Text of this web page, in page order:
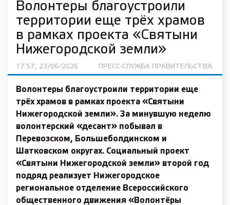
Волонтеры благоустроили
территории еще трёх храмов
в рамках проекта «Святыни
Нижегородской земли»
17:57, 23/06/2026 ПРЕСС-СЛУЖБА ПРАВИТЕЛЬСТВА
Волонтеры благоустроили территории еще
трёх храмов в рамках проекта «Святыни
Нижегородской земли». За минувшую неделю
волонтерский «десант» побывал в
Перевозском, Большеболдинском и
Шатковском округах. Социальный проект
«Святыни Нижегородской земли» второй год
подряд реализует Нижегородское
региональное отделение Всероссийского
общественного движения «Волонтёры